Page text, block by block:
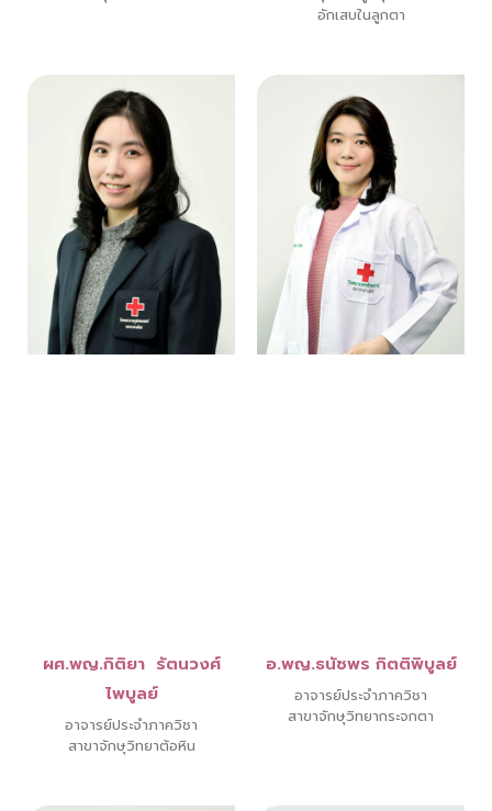
อักเสบในลูกตา
ผศ.พญ.กิติยา รัตนวงศ์
ไพบูลย์
อาจารย์ประจำภาควิชา
สาขาจักษุวิทยาต้อหิน
อ.พญ.ธนัชพร กิตติพิบูลย์
อาจารย์ประจำภาควิชา
สาขาจักษุวิทยากระจกตา